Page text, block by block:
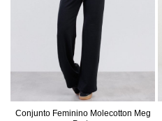
Conjunto Feminino Molecotton Meg